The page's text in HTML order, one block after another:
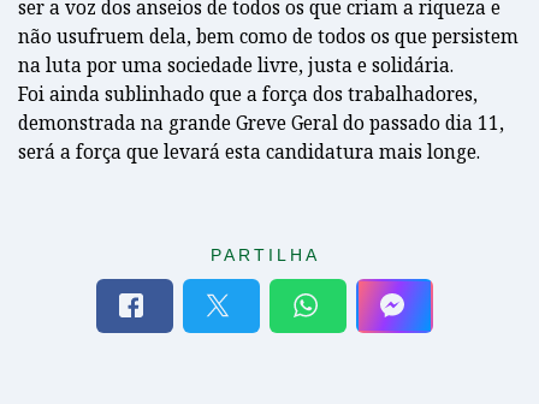
ser a voz dos anseios de todos os que criam a riqueza e
não usufruem dela, bem como de todos os que persistem
na luta por uma sociedade livre, justa e solidária.
Foi ainda sublinhado que a força dos trabalhadores,
demonstrada na grande Greve Geral do passado dia 11,
será a força que levará esta candidatura mais longe.
PARTILHA